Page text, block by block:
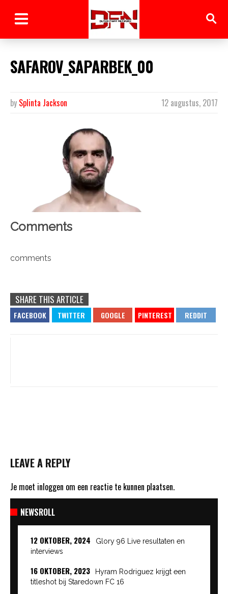
SAFAROV_SAPARBEK_00
12 augustus, 2017
by Splinta Jackson
Comments
comments
SHARE THIS ARTICLE
LEAVE A REPLY
Je moet inloggen om een reactie te kunnen plaatsen.
NEWSROLL
12 OKTOBER, 2024
Glory 96 Live resultaten en
interviews
16 OKTOBER, 2023
Hyram Rodriguez krijgt een
titleshot bij Staredown FC 16